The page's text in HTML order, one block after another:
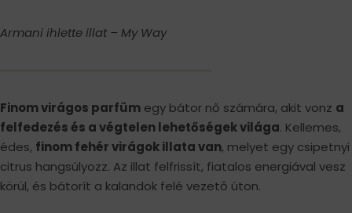
Armani ihlette illat – My Way
Finom virágos parfüm egy bátor nő számára, akit vonz a
felfedezés és a végtelen lehetőségek világa. Kellemes,
édes, finom fehér virágok illata van, melyet egy csipetnyi
citrus hangsúlyozz. Az illat felfrissít, fiatalos energiával vesz
körül, és bátorít a kalandok felé vezető úton.